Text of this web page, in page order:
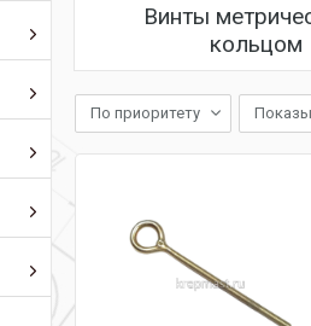
Винты
кольцом
По приоритету